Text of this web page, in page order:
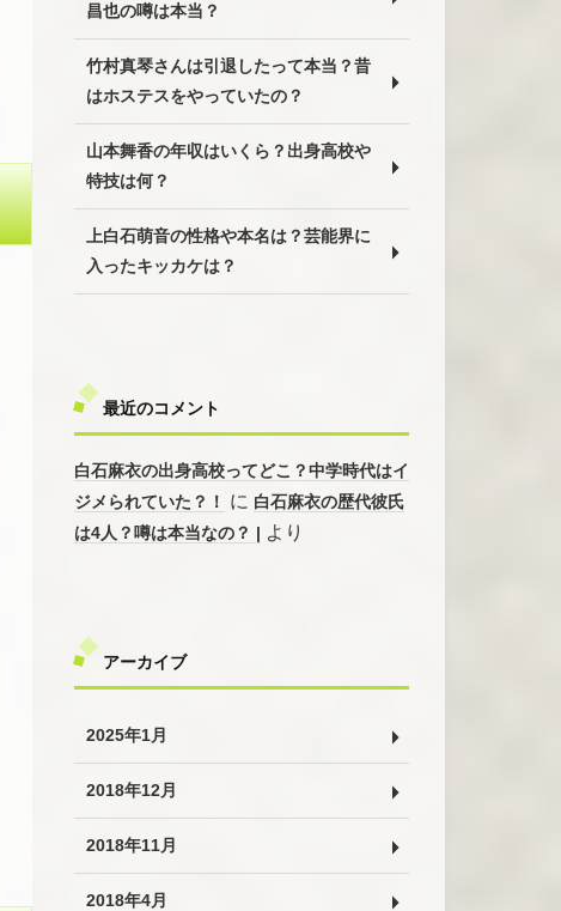
昌也の噂は本当？
竹村真琴さんは引退したって本当？昔
はホステスをやっていたの？
山本舞香の年収はいくら？出身高校や
特技は何？
上白石萌音の性格や本名は？芸能界に
入ったキッカケは？
最近のコメント
白石麻衣の出身高校ってどこ？中学時代はイ
ジメられていた？！
に 白石麻衣の歴代彼氏
は4人？噂は本当なの？ | より
アーカイブ
2025年1月
2018年12月
2018年11月
2018年4月